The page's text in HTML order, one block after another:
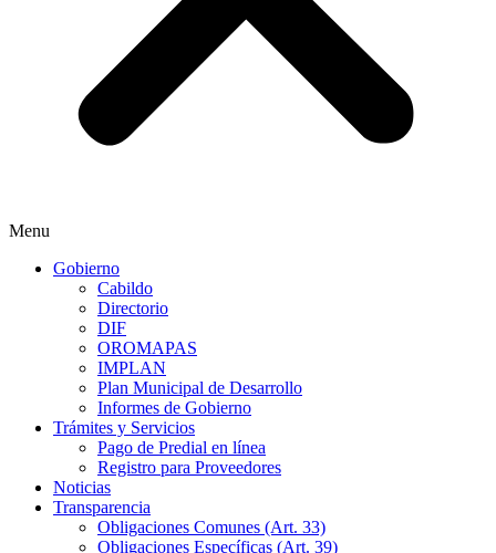
Menu
Gobierno
Cabildo
Directorio
DIF
OROMAPAS
IMPLAN
Plan Municipal de Desarrollo
Informes de Gobierno
Trámites y Servicios
Pago de Predial en línea
Registro para Proveedores
Noticias
Transparencia
Obligaciones Comunes (Art. 33)
Obligaciones Específicas (Art. 39)